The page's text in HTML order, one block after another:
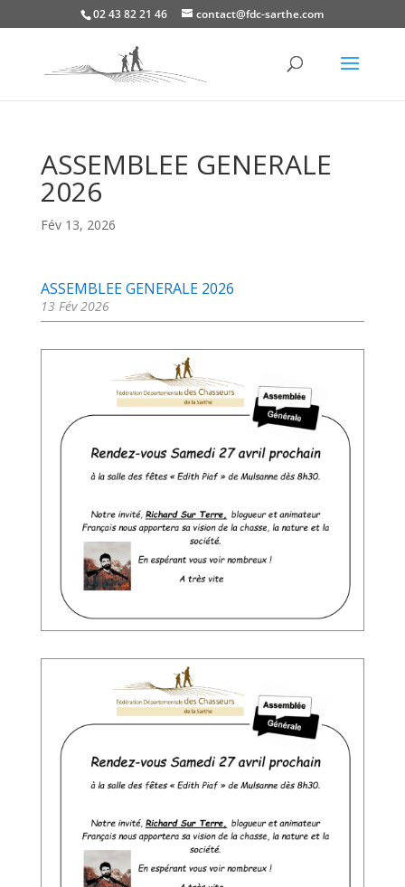
02 43 82 21 46 contact@fdc-sarthe.com
ASSEMBLEE GENERALE
2026
Fév 13, 2026
ASSEMBLEE GENERALE 2026
13 Fév 2026